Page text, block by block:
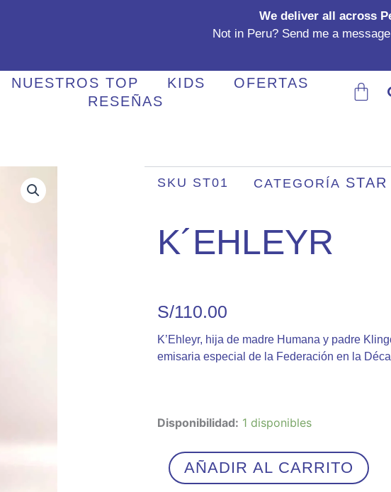
We deliver all across
Not in Peru? Send me a
NUESTROS TOP KIDS
OFERTAS
RESEÑAS
SKU ST01 CATEGORÍA
K´EHLEYR
S/110.00
K’Ehleyr, hija de madre Humana y padre
emisaria especial de la Federación en la
Disponibilidad: 1 disponibles
K
´EHLEYR
AÑADIR AL CARRITO